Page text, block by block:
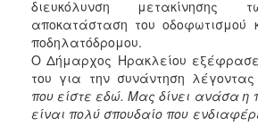
διευκόλυνση
αποκατάσταση του οδοφωτισμού
ποδηλατόδρομου.
Ο Δήμαρχος Ηρακλείου εξέφρασε
του για την συνάντηση λέγοντας
που είστε εδώ. Μας δίνει ανάσα η
είναι πολύ σπουδαίο που